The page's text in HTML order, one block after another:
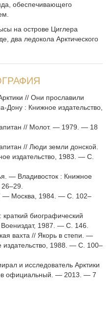
обеспечивающего
на острове Циглера
два ледокола Арктического
// Они прославили
Дону : Книжное издательство,
// Молот. — 1979. — 18
// Люди земли донской.
издательство, 1983. — С.
— Владивосток : Книжное
— Москва, 1984. — С. 102–
биографический
1987. — С. 146.
вахта // Якорь в степи. —
издательство, 1988. — С. 100–
и исследователь Арктики
официальный. — 2013. — 7